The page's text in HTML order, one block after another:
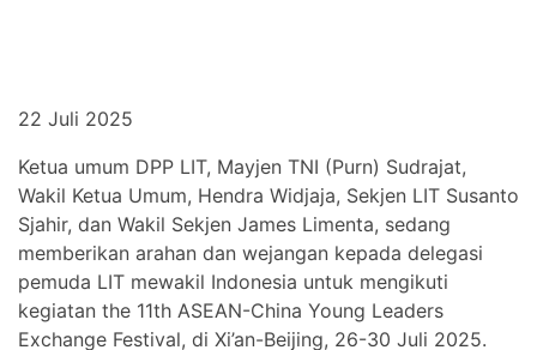
22 Juli 2025
Ketua umum DPP LIT, Mayjen TNI (Purn) Sudrajat,
Wakil Ketua Umum, Hendra Widjaja, Sekjen LIT Susanto
Sjahir, dan Wakil Sekjen James Limenta, sedang
memberikan arahan dan wejangan kepada delegasi
pemuda LIT mewakil Indonesia untuk mengikuti
kegiatan the 11th ASEAN-China Young Leaders
Exchange Festival, di Xi’an-Beijing, 26-30 Juli 2025.